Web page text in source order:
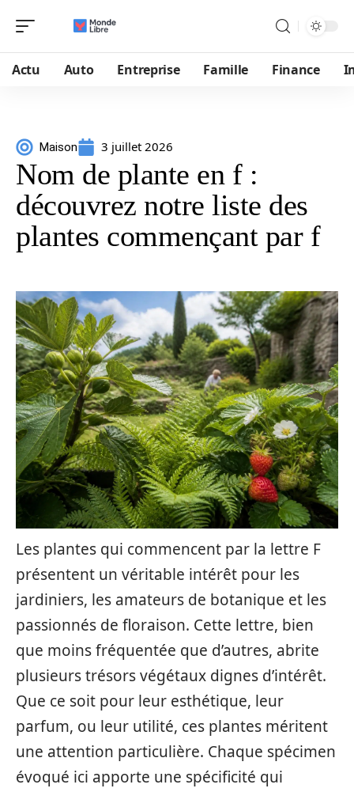
Actu Auto Entreprise Famille Finance
Maison 3 juillet 2026
Nom de plante en f :
découvrez notre liste des
plantes commençant par f
Les plantes qui commencent par la lettre F
présentent un véritable intérêt pour les
jardiniers, les amateurs de botanique et les
passionnés de floraison. Cette lettre, bien
que moins fréquentée que d’autres, abrite
plusieurs trésors végétaux dignes d’intérêt.
Que ce soit pour leur esthétique, leur
parfum, ou leur utilité, ces plantes méritent
une attention particulière. Chaque spécimen
évoqué ici apporte une spécificité qui